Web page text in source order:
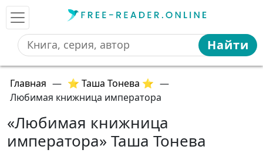
Найти
Главная — ⭐ Таша Тонева ⭐ —
Любимая книжница императора
«Любимая книжница
императора» Таша Тонева